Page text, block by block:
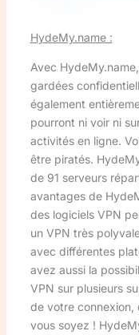
HydeMy.name :
Avec
gardées
également
pourront ni voir ni
activités en ligne.
être piratés.
de 91 serveurs
avantages de
des logiciels VPN
un VPN très
avec différentes
avez aussi la
VPN sur plusieurs
de votre connexion,
vous soyez !